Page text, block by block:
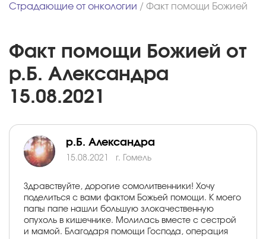
Страдающие от онкологии / Факт помощи Божией
Факт помощи Божией от
р.Б. Александра
15.08.2021
р.Б. Александра
15.08.2021 г. Гомель
Здравствуйте, дорогие сомолитвенники! Хочу
поделиться с вами фактом Божьей помощи. К моего
папы папе нашли большую злокачественную
опухоль в кишечнике. Молилась вместе с сестрой
и мамой. Благодаря помощи Господа, операция